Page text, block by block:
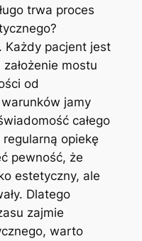
trwa proces
Każdy pacjent jest
mostu
od
jamy
całego
opiekę
pewność, że
estetyczny, ale
Dlatego
zajmie
warto